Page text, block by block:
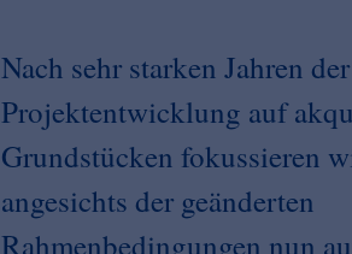
Nach sehr starken Jahren der
Projektentwicklung auf
Grundstücken fokussieren
angesichts der geänderten
Rahmenbedingungen nun